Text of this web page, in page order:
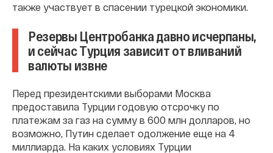
также участвует в спасении турецкой экономики.
Резервы Центробанка давно исчерпаны,
и сейчас Турция зависит от вливаний
валюты извне
Перед президентскими выборами Москва
предоставила Турции годовую отсрочку по
платежам за газ на сумму в 600 млн долларов, но
возможно, Путин сделает одолжение еще на 4
миллиарда. На каких условиях Турции